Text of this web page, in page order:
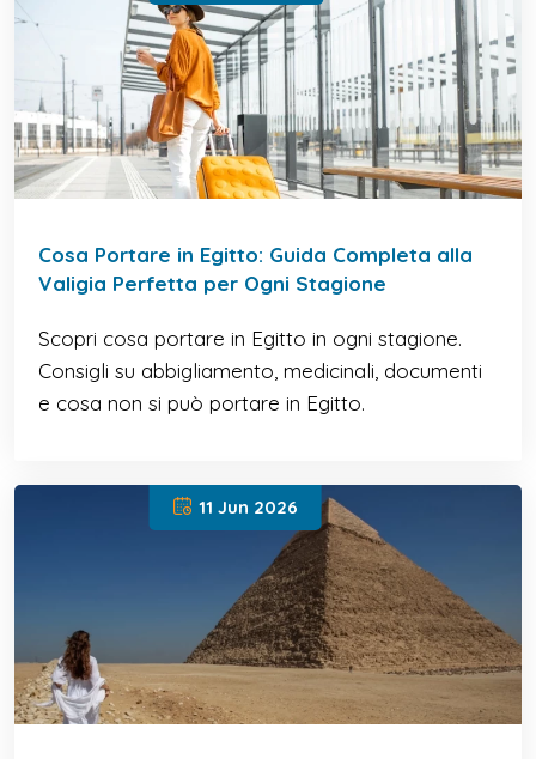
Cosa Portare in Egitto: Guida Completa alla
Valigia Perfetta per Ogni Stagione
Scopri cosa portare in Egitto in ogni stagione.
Consigli su abbigliamento, medicinali, documenti
e cosa non si può portare in Egitto.
11 Jun 2026